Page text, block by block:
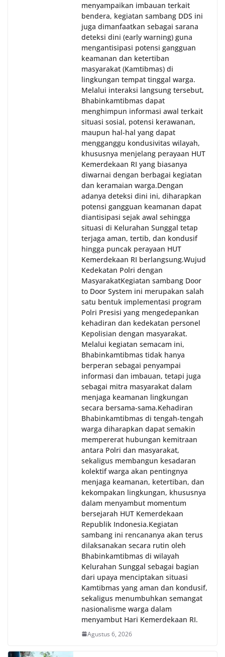
menyampaikan imbauan terkait
bendera, kegiatan sambang DDS ini
juga dimanfaatkan sebagai sarana
deteksi dini (early warning) guna
mengantisipasi potensi gangguan
keamanan dan ketertiban
masyarakat (Kamtibmas) di
lingkungan tempat tinggal warga.
Melalui interaksi langsung tersebut,
Bhabinkamtibmas dapat
menghimpun informasi awal terkait
situasi sosial, potensi kerawanan,
maupun hal-hal yang dapat
mengganggu kondusivitas wilayah,
khususnya menjelang perayaan HUT
Kemerdekaan RI yang biasanya
diwarnai dengan berbagai kegiatan
dan keramaian warga.‎‎Dengan
adanya deteksi dini ini, diharapkan
potensi gangguan keamanan dapat
diantisipasi sejak awal sehingga
situasi di Kelurahan Sunggal tetap
terjaga aman, tertib, dan kondusif
hingga puncak perayaan HUT
Kemerdekaan RI berlangsung.‎‎Wujud
Kedekatan Polri dengan
Masyarakat‎Kegiatan sambang Door
to Door System ini merupakan salah
satu bentuk implementasi program
Polri Presisi yang mengedepankan
kehadiran dan kedekatan personel
Kepolisian dengan masyarakat.
Melalui kegiatan semacam ini,
Bhabinkamtibmas tidak hanya
berperan sebagai penyampai
informasi dan imbauan, tetapi juga
sebagai mitra masyarakat dalam
menjaga keamanan lingkungan
secara bersama-sama.‎‎Kehadiran
Bhabinkamtibmas di tengah-tengah
warga diharapkan dapat semakin
mempererat hubungan kemitraan
antara Polri dan masyarakat,
sekaligus membangun kesadaran
kolektif warga akan pentingnya
menjaga keamanan, ketertiban, dan
kekompakan lingkungan, khususnya
dalam menyambut momentum
bersejarah HUT Kemerdekaan
Republik Indonesia.‎Kegiatan
sambang ini rencananya akan terus
dilaksanakan secara rutin oleh
Bhabinkamtibmas di wilayah
Kelurahan Sunggal sebagai bagian
dari upaya menciptakan situasi
Kamtibmas yang aman dan kondusif,
sekaligus menumbuhkan semangat
nasionalisme warga dalam
menyambut Hari Kemerdekaan RI.
Agustus 6, 2026